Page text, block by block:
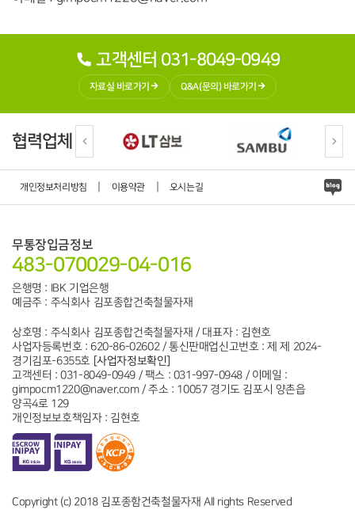
고객센터 031-8049-0949
자료실 바로가기 Q&A(문의) 바로가기
협력업체
개인정보처리방침 이용약관 오시는길
상호명 : 주식회사 김포종합건축철물자재 / 대표자 : 김현호
사업자등록번호 : 620-86-02602 / 통신판매업신고번호 : 제 제 2024-
경기김포-6355호 [사업자정보확인]
고객센터 : 031-8049-0949 / 팩스 : 031-997-0948 / 이메일 :
gimpocm1220@naver.com / 주소 : 10057 경기도 김포시 양촌읍
양곡4로 129
개인정보보호책임자 : 김현호
Copyright (c) 2018 김포종함건축철물자재 All rights Reserved
무통장입금정보
483-070029-04-016
은행명 : IBK 기업은행
예금주 : 주식회사 김포종합건축철물자재